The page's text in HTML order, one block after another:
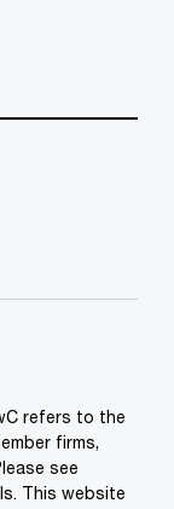
refers to the
firms,
see
This website